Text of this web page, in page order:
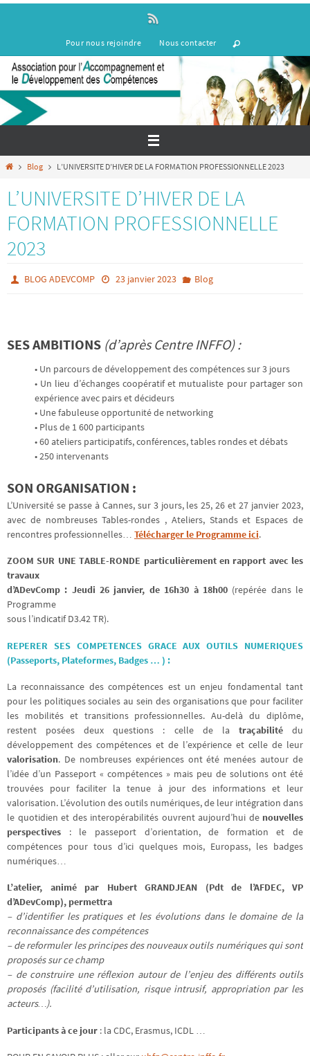
contenu
Pour nous rejoindre Nous contacter
HomeBlog L’UNIVERSITE D’HIVER DE LA FORMATION PROFESSIONNELLE 2023
L’UNIVERSITE D’HIVER DE LA
FORMATION PROFESSIONNELLE
2023
BLOG ADEVCOMP 23 janvier 2023 Blog
SES AMBITIONS (d’après Centre INFFO) :
• Un parcours de développement des compétences sur 3 jours
• Un lieu d’échanges coopératif et mutualiste pour partager son
expérience avec pairs et décideurs
• Une fabuleuse opportunité de networking
• Plus de 1 600 participants
• 60 ateliers participatifs, conférences, tables rondes et débats
• 250 intervenants
SON ORGANISATION :
L’Université se passe à Cannes, sur 3 jours, les 25, 26 et 27 janvier 2023,
avec de nombreuses Tables-rondes , Ateliers, Stands et Espaces de
rencontres professionnelles… Télécharger le Programme ici.
ZOOM SUR UNE TABLE-RONDE particulièrement en rapport avec les
travaux
d’ADevComp : Jeudi 26 janvier, de 16h30 à 18h00(repérée dans le
Programme
sous l’indicatif D3.42 TR).
REPERER SES COMPETENCES GRACE AUX OUTILS NUMERIQUES
(Passeports, Plateformes, Badges … ) :
La reconnaissance des compétences est un enjeu fondamental tant
pour les politiques sociales au sein des organisations que pour faciliter
les mobilités et transitions professionnelles. Au-delà du diplôme,
restent posées deux questions : celle de la traçabilitédu
développement des compétences et de l’expérience et celle de leur
valorisation. De nombreuses expériences ont été menées autour de
l’idée d’un Passeport « compétences » mais peu de solutions ont été
trouvées pour faciliter la tenue à jour des informations et leur
valorisation. L’évolution des outils numériques, de leur intégration dans
le quotidien et des interopérabilités ouvrent aujourd’hui de nouvelles
perspectives : le passeport d’orientation, de formation et de
compétences pour tous d’ici quelques mois, Europass, les badges
numériques…
L’atelier, animé par Hubert GRANDJEAN (Pdt de l’AFDEC, VP
d’ADevComp), permettra
– d’identifier les pratiques et les évolutions dans le domaine de la
reconnaissance des compétences
– de reformuler les principes des nouveaux outils numériques qui sont
proposés sur ce champ
– de construire une réflexion autour de l’enjeu des différents outils
proposés (facilité d’utilisation, risque intrusif, appropriation par les
acteurs…).
Participants à ce jour : la CDC, Erasmus, ICDL …